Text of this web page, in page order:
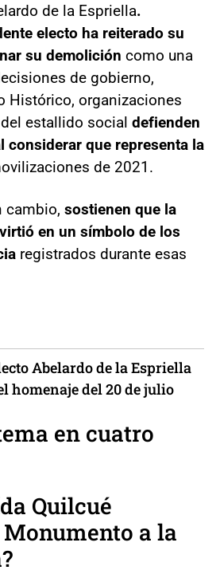
de la Espriella.
electo ha reiterado su
su demolición como una
de gobierno,
Histórico, organizaciones
estallido social defienden
considerar que representa la
de 2021.
cambio, sostienen que la
en un símbolo de los
registrados durante esas
Abelardo de la Espriella
homenaje del 20 de julio
en cuatro
Quilcué
a la